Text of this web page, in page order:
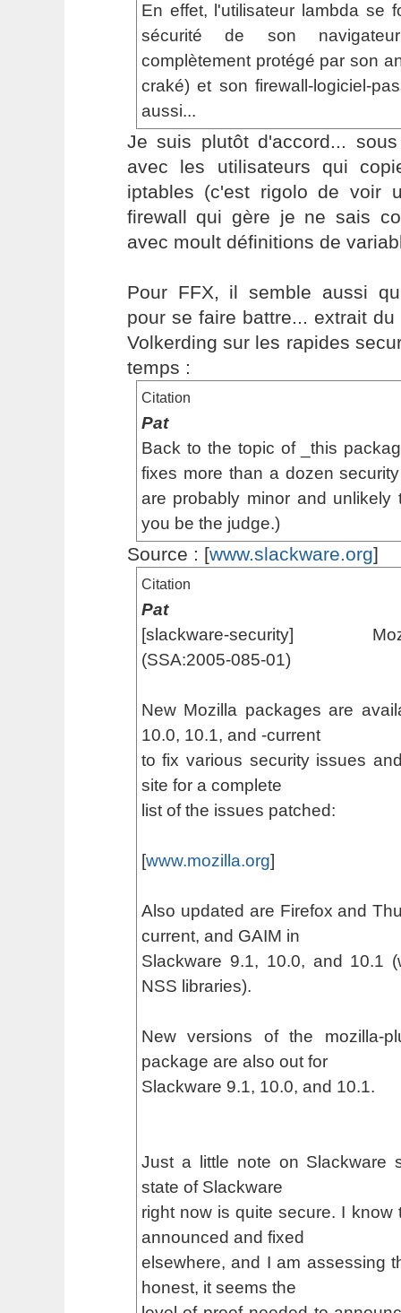
En effet, l'utilisateur lambda se
sécurité de son
complètement protégé par son
craké) et son firewall-logiciel-
aussi...
Je suis plutôt d'accord...
avec les utilisateurs qui
iptables (c'est rigolo de voir
firewall qui gère je ne sais
avec moult définitions de
Pour FFX, il semble aussi
pour se faire battre... extrait
Volkerding sur les rapides
temps :
Citation
Pat
Back to the topic of _this
fixes more than a dozen
are probably minor and
you be the judge.)
Source : [www.slackware.org]
Citation
Pat
[slackware-security]
(SSA:2005-085-01)
New Mozilla packages are
10.0, 10.1, and -current
to fix various security issues
site for a complete
list of the issues patched:
[www.mozilla.org]
Also updated are Firefox and
current, and GAIM in
Slackware 9.1, 10.0, and 10.1
NSS libraries).
New versions of the mozilla-
package are also out for
Slackware 9.1, 10.0, and 10.1.
Just a little note on Slackware
state of Slackware
right now is quite secure. I
announced and fixed
elsewhere, and I am assessing
honest, it seems the